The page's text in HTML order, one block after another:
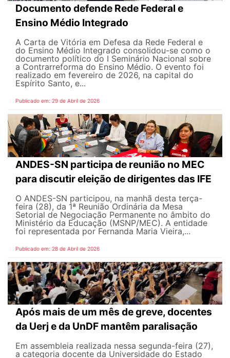
Documento defende Rede Federal e
Ensino Médio Integrado
A Carta de Vitória em Defesa da Rede Federal e
do Ensino Médio Integrado consolidou-se como o
documento político do I Seminário Nacional sobre
a Contrarreforma do Ensino Médio. O evento foi
realizado em fevereiro de 2026, na capital do
Espírito Santo, e...
Publicado em: 29 de Abril de 2026
ANDES-SN participa de reunião no MEC
para discutir eleição de dirigentes das IFE
O ANDES-SN participou, na manhã desta terça-
feira (28), da 1ª Reunião Ordinária da Mesa
Setorial de Negociação Permanente no âmbito do
Ministério da Educação (MSNP/MEC). A entidade
foi representada por Fernanda Maria Vieira,...
Publicado em: 28 de Abril de 2026
Após mais de um mês de greve, docentes
da Uerj e da UnDF mantêm paralisação
Em assembleia realizada nessa segunda-feira (27),
a categoria docente da Universidade do Estado